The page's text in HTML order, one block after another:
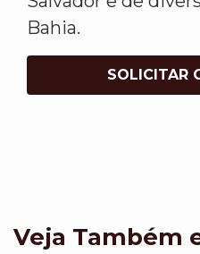
Bahia.
SOLICITAR
Veja Também